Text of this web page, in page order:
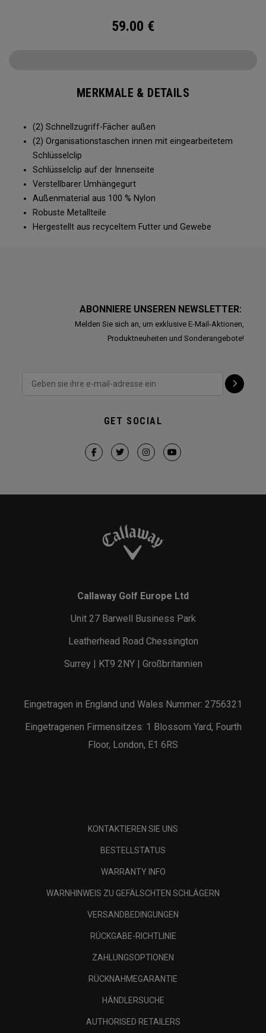
59.00 €
MERKMALE & DETAILS
(2) Schnellzugriff-Fächer außen
(2) Organisationstaschen innen mit eingearbeitetem
Schlüsselclip
Schlüsselclip auf der Innenseite
Verstellbarer Umhängegurt
Außenmaterial aus 100 % Nylon
Robuste Metallteile
Hergestellt aus recyceltem Futter und Gewebe
ABONNIERE UNSEREN NEWSLETTER:
Melden Sie sich an, um exklusive E-Mail-Aktionen,
Produktneuheiten und Sonderangebote!
GET SOCIAL
Callaway Golf Europe Ltd
Unit 27 Barwell Business Park
Leatherhead Road Chessington
Surrey | KT9 2NY | Großbritannien
Eingetragen in England und Wales Nummer: 2756321
Eingetragenen Firmensitzes: 1 Blossom Yard, Fourth
Floor, London, E1 6RS
KONTAKTIEREN SIE UNS
BESTELLSTATUS
WARRANTY INFO
WARNHINWEIS ZU GEFÄLSCHTEN SCHLÄGERN
VERSANDBEDINGUNGEN
RÜCKGABE-RICHTLINIE
ZAHLUNGSOPTIONEN
RÜCKNAHMEGARANTIE
HÄNDLERSUCHE
AUTHORISED RETAILERS